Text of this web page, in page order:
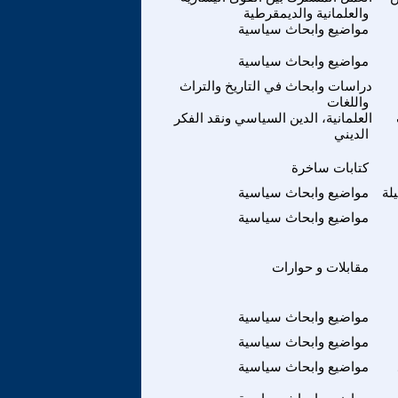
والعلمانية والديمقرطية
مواضيع وابحاث سياسية
مواضيع وابحاث سياسية
دراسات وابحاث في التاريخ والتراث
واللغات
العلمانية، الدين السياسي ونقد الفكر
الديني
كتابات ساخرة
مواضيع وابحاث سياسية
مواضيع وابحاث سياسية
مقابلات و حوارات
مواضيع وابحاث سياسية
مواضيع وابحاث سياسية
مواضيع وابحاث سياسية